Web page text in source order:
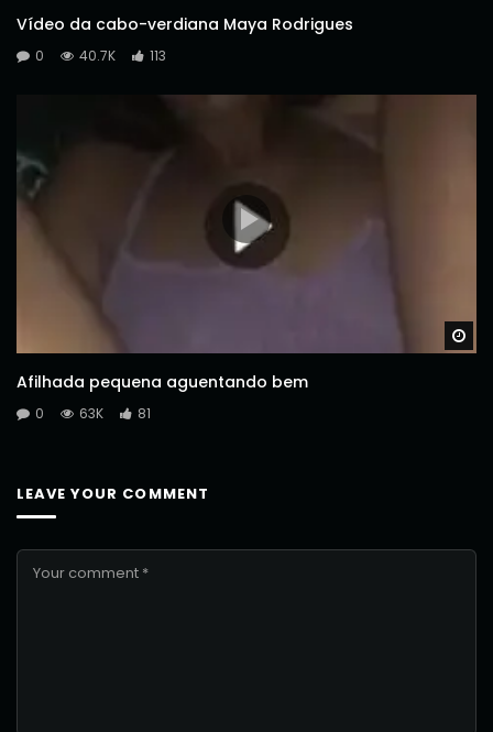
Vídeo da cabo-verdiana Maya Rodrigues
0 40.7K 113
Afilhada pequena aguentando bem
0 63K 81
LEAVE YOUR COMMENT